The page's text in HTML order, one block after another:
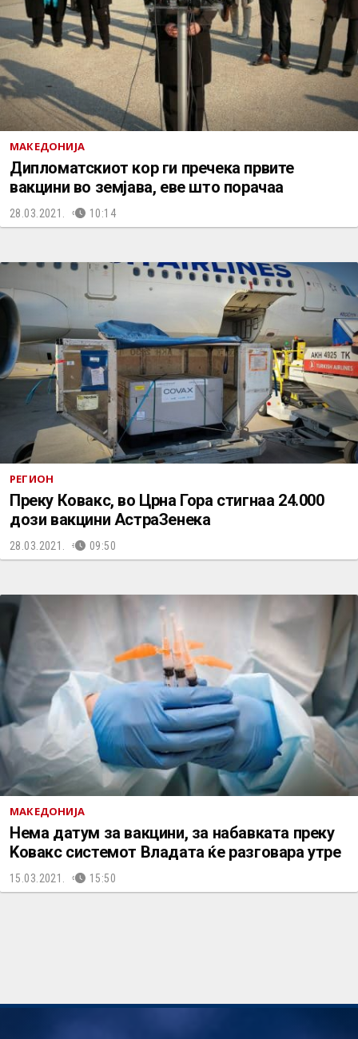
МАКЕДОНИЈА
Дипломатскиот кор ги пречека првите
вакцини во земјава, еве што порачаа
28.03.2021. 10:14
РЕГИОН
Преку Ковакс, во Црна Гора стигнаа 24.000
дози вакцини АстраЗенека
28.03.2021. 09:50
МАКЕДОНИЈА
Нема датум за вакцини, за набавката преку
Kовакс системот Владата ќе разговара утре
15.03.2021. 15:50